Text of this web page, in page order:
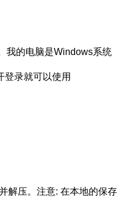
我的电脑是Windows系统
登录就可以使用
解压。注意: 在本地的保存